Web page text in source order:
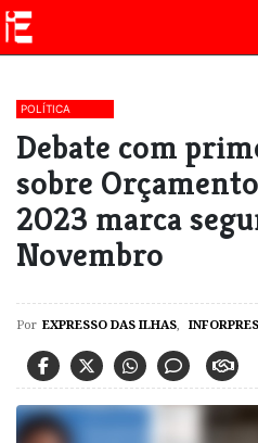
POLÍTICA
Debate com
sobre
2023 marca
Novembro
Por EXPRESSO DAS ILHAS,